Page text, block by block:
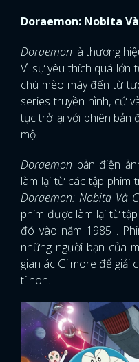
Doraemon: Nobita
Doraemon là thương
Vì sự yêu thích quá lớn
chú mèo máy đến từ
series truyền hình, cứ
tục trở lại với phiên bản
mộ.
Doraemon bản điện
làm lại từ các tập phim
Doraemon: Nobita Và
phim được làm lại từ
đó vào năm 1985 .
những người bạn của
gian ác Gilmore để giải
tí hon.